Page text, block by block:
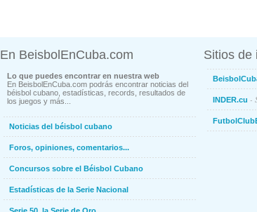
En BeisbolEnCuba.com
Lo que puedes encontrar en nuestra web
En BeisbolEnCuba.com podrás encontrar noticias del
béisbol cubano, estadísticas, records, resultados de
los juegos y más...
Noticias del béisbol cubano
Foros, opiniones, comentarios...
Concursos sobre el Béisbol Cubano
Estadísticas de la Serie Nacional
Sitios de
INDER.cu -